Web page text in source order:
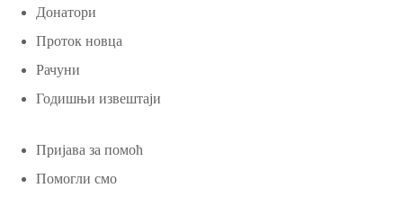
Донатори
Проток новца
Рачуни
Годишњи извештаји
Пријава за помоћ
Помогли смо